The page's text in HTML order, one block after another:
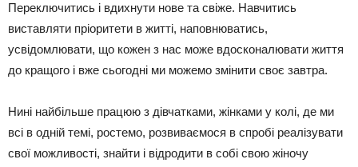
Переключитись і вдихнути нове та свіже. Навчитись
виставляти пріоритети в житті, наповнюватись,
усвідомлювати, що кожен з нас може вдосконалювати життя
до кращого і вже сьогодні ми можемо змінити своє завтра.
Нині найбільше працюю з дівчатками, жінками у колі, де ми
всі в одній темі, ростемо, розвиваємося в спробі реалізувати
свої можливості, знайти і відродити в собі свою жіночу